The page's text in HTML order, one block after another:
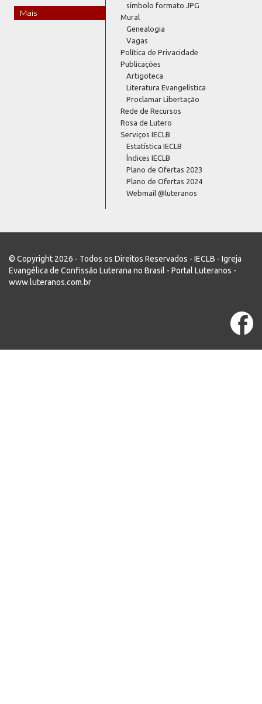
Mais
símbolo formato JPG
Mural
Genealogia
Vagas
Política de Privacidade
Publicações
Artigoteca
Literatura Evangelística
Proclamar Libertação
Rede de Recursos
Rosa de Lutero
Serviços IECLB
Estatística IECLB
Índices IECLB
Plano de Ofertas 2023
Plano de Ofertas 2024
Webmail @luteranos
© Copyright 2026 - Todos os Direitos Reservados - IECLB - Igreja
Evangélica de Confissão Luterana no Brasil - Portal Luteranos -
www.luteranos.com.br